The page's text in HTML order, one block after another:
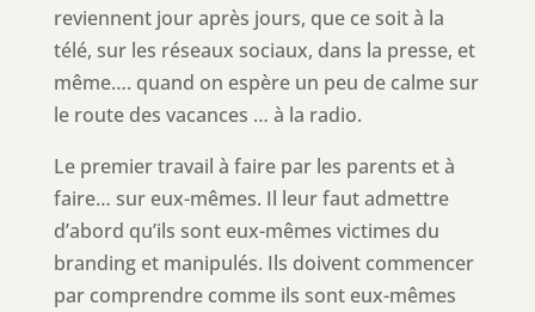
reviennent jour après jours, que ce soit à la
télé, sur les réseaux sociaux, dans la presse, et
même…. quand on espère un peu de calme sur
le route des vacances … à la radio.
Le premier travail à faire par les parents et à
faire… sur eux-mêmes. Il leur faut admettre
d’abord qu’ils sont eux-mêmes victimes du
branding et manipulés. Ils doivent commencer
par comprendre comme ils sont eux-mêmes